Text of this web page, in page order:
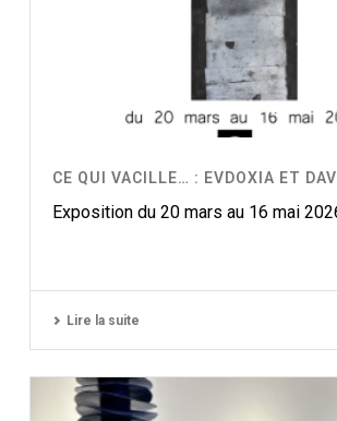
CE QUI VACILLE… : EVDOXIA ET
Exposition du 20 mars au 16 mai
Lire la suite